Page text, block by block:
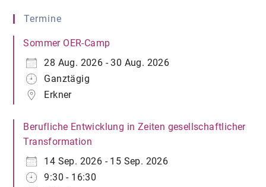
Termine
Sommer OER-Camp
28 Aug. 2026 - 30 Aug. 2026
Ganztägig
Erkner
Berufliche Entwicklung in Zeiten gesellschaftlicher
Transformation
14 Sep. 2026 - 15 Sep. 2026
9:30 - 16:30